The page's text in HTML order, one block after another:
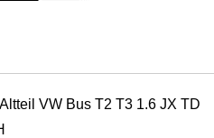
VW Bus T2 T3 1.6 JX TD